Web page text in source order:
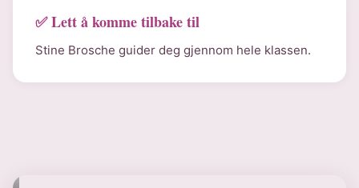
✅ Lett å komme tilbake til
Stine Brosche guider deg gjennom hele klassen.